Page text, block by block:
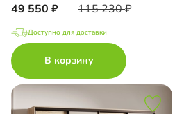
49 550 115 230
Доступно для доставки
В корзину